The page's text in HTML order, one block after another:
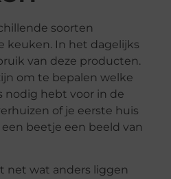
soorten
keuken. In het dagelijks
van deze producten.
om te bepalen welke
nodig hebt voor in de
of je eerste huis
beetje een beeld van
net wat anders liggen